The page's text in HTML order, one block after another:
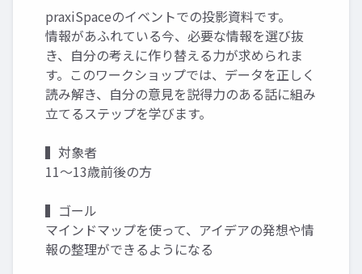
praxiSpaceのイベントでの投影資料です。
情報があふれている今、必要な情報を選び抜
き、自分の考えに作り替える力が求められま
す。このワークショップでは、データを正しく
読み解き、自分の意見を説得力のある話に組み
立てるステップを学びます。
▍対象者
11～13歳前後の方
▍ゴール
マインドマップを使って、アイデアの発想や情
報の整理ができるようになる